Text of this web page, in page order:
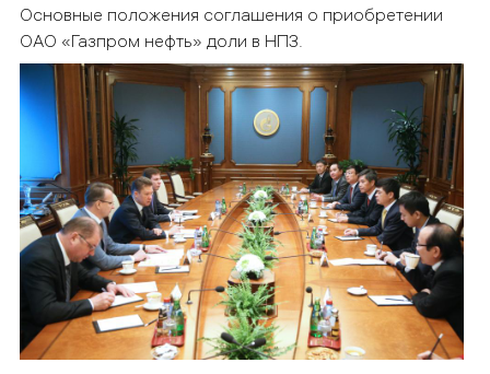
Основные положения соглашения о приобретении
ОАО «Газпром нефть» доли в НПЗ.